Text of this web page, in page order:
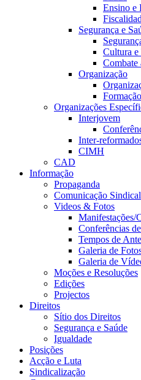
Ensino e
Segurança e
Cultura e
Combate
Organização
Organizações
Interjovem
Inter-
CIMH
CAD
Informação
Propaganda
Comunicação Sindical
Videos & Fotos
Manifestações/
Conferências
Tempos de
Galeria de
Galeria de
Moções e Resoluções
Edições
Projectos
Direitos
Sítio dos Direitos
Segurança e Saúde
Igualdade
Posições
Acção e Luta
Sindicalização